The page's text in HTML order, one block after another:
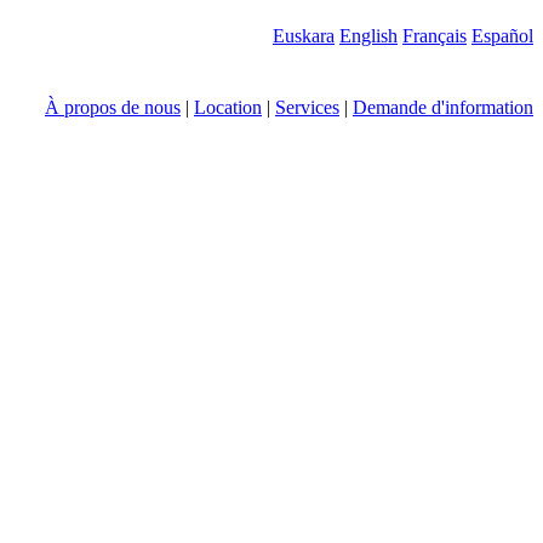
Euskara English Français Español
À propos de nous | Location | Services | Demande d'information